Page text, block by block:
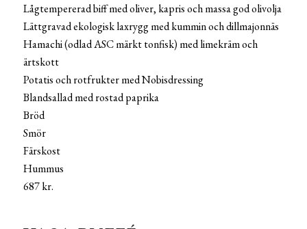
Lågtempererad biff med oliver, kapris och massa god olivolja
Lättgravad ekologisk laxrygg med kummin och dillmajonnäs
Hamachi (odlad ASC märkt tonfisk) med limekräm och
ärtskott
Potatis och rotfrukter med Nobisdressing
Blandsallad med rostad paprika
Bröd
Smör
Färskost
Hummus
687 kr.